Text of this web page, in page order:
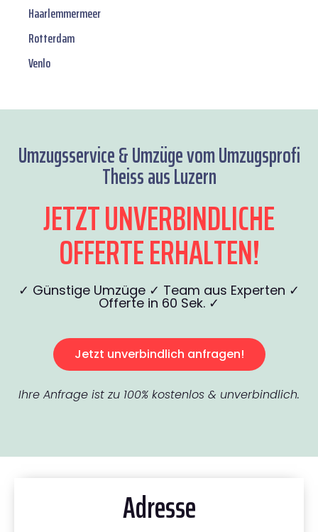
Haarlemmermeer
Rotterdam
Venlo
Umzugsservice & Umzüge vom Umzugsprofi
Theiss aus Luzern
JETZT UNVERBINDLICHE
OFFERTE ERHALTEN!
✓ Günstige Umzüge ✓ Team aus Experten ✓
Offerte in 60 Sek. ✓
Jetzt unverbindlich anfragen!
Ihre Anfrage ist zu 100% kostenlos & unverbindlich.
Adresse